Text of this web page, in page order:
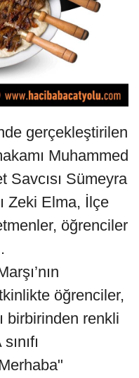
gerçekleştirilen
Muhammed
Savcısı Sümeyra
Zeki Elma, İlçe
öğrenciler
öğrenciler,
birbirinden renkli